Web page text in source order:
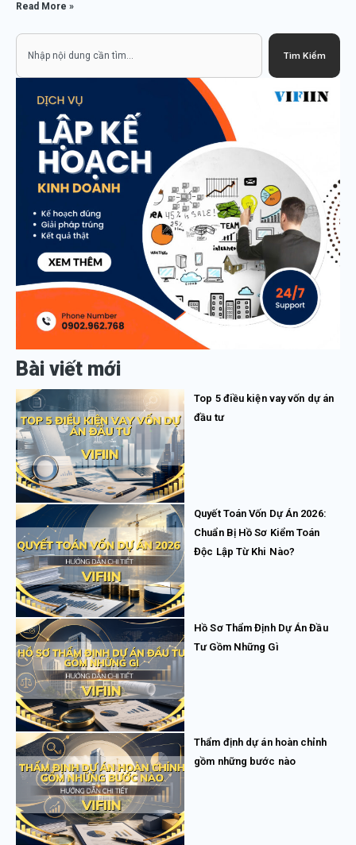
Read More »
Tìm Kiếm
Bài viết mới
Top 5 điều kiện vay vốn dự án
đầu tư
Quyết Toán Vốn Dự Án 2026:
Chuẩn Bị Hồ Sơ Kiểm Toán
Độc Lập Từ Khi Nào?
Hồ Sơ Thẩm Định Dự Án Đầu
Tư Gồm Những Gì
Thẩm định dự án hoàn chỉnh
gồm những bước nào